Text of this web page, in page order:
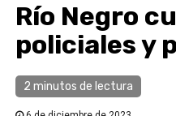
Río Negro
policiales y
2 minutos de lectura